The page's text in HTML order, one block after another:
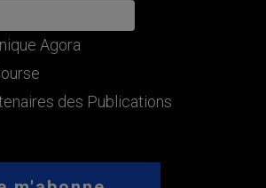
Agora
des Publications